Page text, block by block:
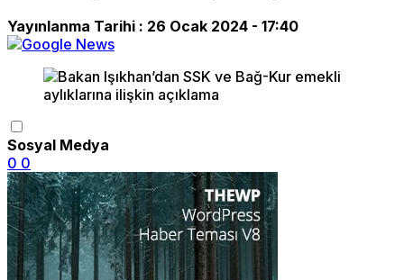
Yayınlanma Tarihi : 26 Ocak 2024 - 17:40
Sosyal Medya
0 0